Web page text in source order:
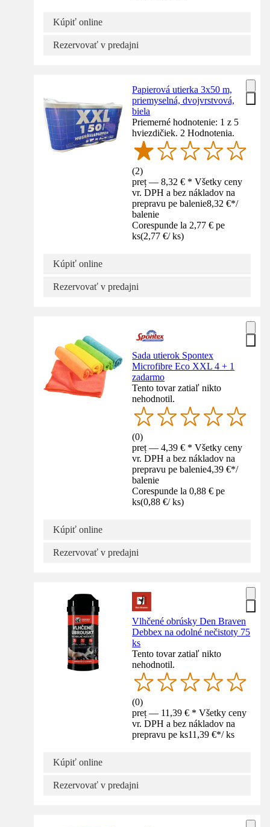
Kúpiť online
Rezervovať v predajni
Papierová utierka 3x50 m,
priemyselná, dvojvrstvová,
biela
Priemerné hodnotenie: 1 z 5
hviezdičiek. 2 Hodnotenia.
(2)
preț — 8,32 € * Všetky ceny
vr. DPH a bez nákladov na
prepravu pe balenie8,32 €*/
balenie
Corespunde la 2,77 € pe
ks(2,77 €/ ks)
Kúpiť online
Rezervovať v predajni
Sada utierok Spontex
Microfibre Eco XXL 4 + 1
zadarmo
Tento tovar zatiaľ nikto
nehodnotil.
(0)
preț — 4,39 € * Všetky ceny
vr. DPH a bez nákladov na
prepravu pe balenie4,39 €*/
balenie
Corespunde la 0,88 € pe
ks(0,88 €/ ks)
Kúpiť online
Rezervovať v predajni
Vlhčené obrúsky Den Braven
Debbex na odolné nečistoty 75
ks
Tento tovar zatiaľ nikto
nehodnotil.
(0)
preț — 11,39 € * Všetky ceny
vr. DPH a bez nákladov na
prepravu pe ks11,39 €*/ ks
Kúpiť online
Rezervovať v predajni